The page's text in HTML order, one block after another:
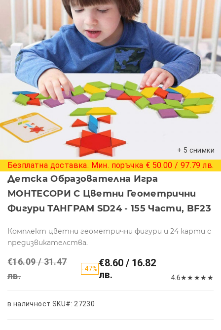
+ 5 снимки
Безплатна доставка. Мин. поръчка € 50.00 / 97.79 лв.
Детска Образователна Игра
МОНТЕСОРИ С Цветни Геометрични
Фигури ТАНГРАМ SD24 - 155 Части, BF23
Комплект цветни геометрични фигури и 24 карти с
предизвикателства.
€16.09 / 31.47
лв.
-47%€8.60 / 16.82
лв.
4.6★★ ★★ ★
в наличност SKU#: 27230